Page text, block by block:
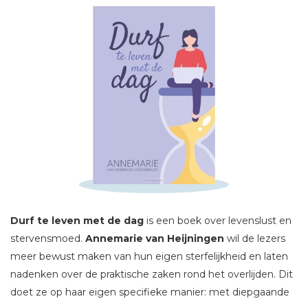
Durf te leven met de dag is een boek over levenslust en
stervensmoed. Annemarie van Heijningen wil de lezers
meer bewust maken van hun eigen sterfelijkheid en laten
nadenken over de praktische zaken rond het overlijden. Dit
doet ze op haar eigen specifieke manier: met diepgaande
Bericht *